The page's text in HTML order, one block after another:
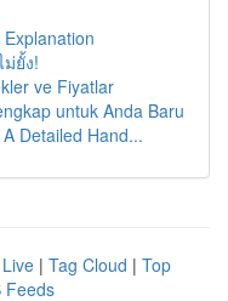
ยั้ง!
ve Fiyatlar
untuk Anda Baru
Detailed Hand...
Live | Tag Cloud | Top
Feeds